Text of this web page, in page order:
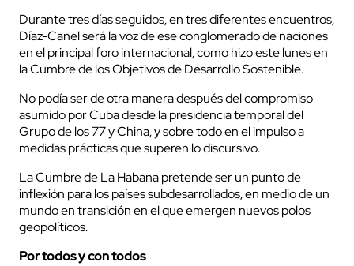
Durante tres días seguidos, en tres diferentes encuentros,
Díaz-Canel será la voz de ese conglomerado de naciones
en el principal foro internacional, como hizo este lunes en
la Cumbre de los Objetivos de Desarrollo Sostenible.
No podía ser de otra manera después del compromiso
asumido por Cuba desde la presidencia temporal del
Grupo de los 77 y China, y sobre todo en el impulso a
medidas prácticas que superen lo discursivo.
La Cumbre de La Habana pretende ser un punto de
inflexión para los países subdesarrollados, en medio de un
mundo en transición en el que emergen nuevos polos
geopolíticos.
Por todos y con todos